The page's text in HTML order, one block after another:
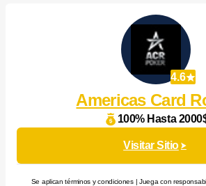
4.6
Americas Card
100% Hasta
Visitar Sitio
Se aplican términos y condiciones | Juega con